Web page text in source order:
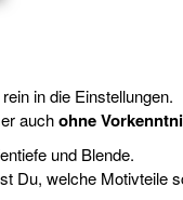
in die Einstellungen.
auchohne
und Blende.
Du, welche Motivteile